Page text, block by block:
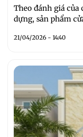
Theo đánh giá
dựng, sản phẩm
21/04/2026 - 14:40